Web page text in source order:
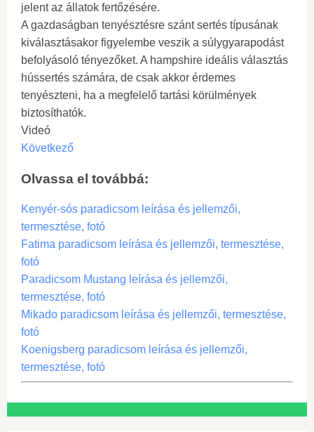
jelent az állatok fertőzésére.
A gazdaságban tenyésztésre szánt sertés típusának
kiválasztásakor figyelembe veszik a súlygyarapodást
befolyásoló tényezőket. A hampshire ideális választás
hússertés számára, de csak akkor érdemes
tenyészteni, ha a megfelelő tartási körülmények
biztosíthatók.
Videó
Következő
Olvassa el továbbá:
Kenyér-sós paradicsom leírása és jellemzői,
termesztése, fotó
Fatima paradicsom leírása és jellemzői, termesztése,
fotó
Paradicsom Mustang leírása és jellemzői,
termesztése, fotó
Mikado paradicsom leírása és jellemzői, termesztése,
fotó
Koenigsberg paradicsom leírása és jellemzői,
termesztése, fotó